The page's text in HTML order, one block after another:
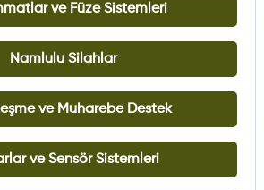
ve Füze Sistemleri
Namlulu Silahlar
ve Muharebe Destek
ve Sensör Sistemleri